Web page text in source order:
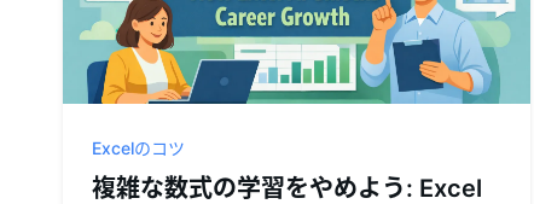
Excelのコツ
複雑な数式の学習をやめよう: Excel